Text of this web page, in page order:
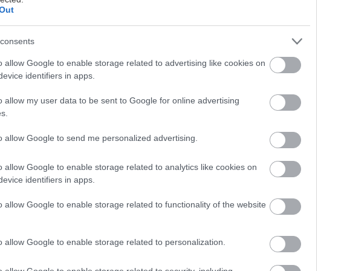
allow Google to enable storage related to advertising like cookies on
identifiers in apps.
allow my user data to be sent to Google for online advertising
allow Google to send me personalized advertising.
allow Google to enable storage related to analytics like cookies on
identifiers in apps.
allow Google to enable storage related to functionality of the website
allow Google to enable storage related to personalization.
περιβάλλον έντονης οικονομικής πίεσης, όπου το αυξανόμενο
ζωής επηρεάζει καθημερινά τα νοικοκυριά, ολοένα και
πολίτες αναγκάζονται να περιορίσουν ή να ακυρώσουν τα
η εταιρεία Plum σε συνεργασία με την Palmos Analysis, σε
ηλικίας 18 έως 75 ετών, κατά το διάστημα των πρώτων ημερών
το 50% των συμμετεχόντων έχει τουλάχιστον μία φορά
ή ακυρώσει τις διακοπές του λόγω οικονομικών δυσκολιών.